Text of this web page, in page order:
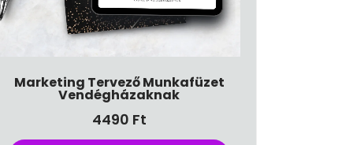
Marketing Tervező Munkafüzet
Vendégházaknak
4490 Ft